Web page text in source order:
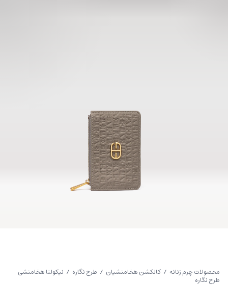
محصولات چرم زنانه / کالکشن هخامنشیان / طرح نگاره / نیکولتا هخامنشی
طرح نگاره